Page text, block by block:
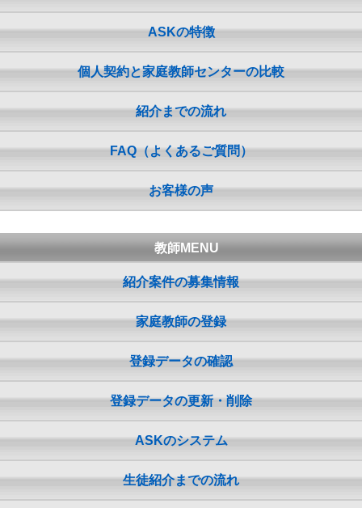
ASKの特徴
個人契約と家庭教師センターの比較
紹介までの流れ
FAQ（よくあるご質問）
お客様の声
教師MENU
紹介案件の募集情報
家庭教師の登録
登録データの確認
登録データの更新・削除
ASKのシステム
生徒紹介までの流れ